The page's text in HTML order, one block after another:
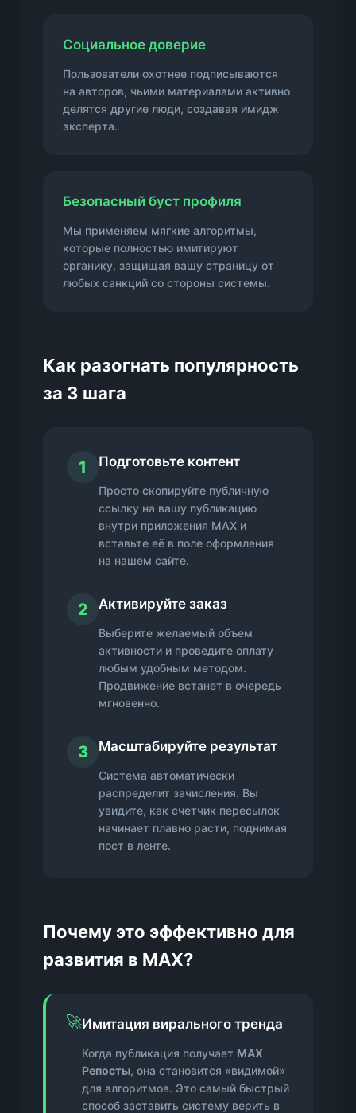
Социальное доверие
Пользователи охотнее подписываются
на авторов, чьими материалами активно
делятся другие люди, создавая имидж
эксперта.
Безопасный буст профиля
Мы применяем мягкие алгоритмы,
которые полностью имитируют
органику, защищая вашу страницу от
любых санкций со стороны системы.
Как разогнать популярность
за 3 шага
1 Подготовьте контент
Просто скопируйте публичную
ссылку на вашу публикацию
внутри приложения MAX и
вставьте её в поле оформления
на нашем сайте.
2 Активируйте заказ
Выберите желаемый объем
активности и проведите оплату
любым удобным методом.
Продвижение встанет в очередь
мгновенно.
3 Масштабируйте результат
Система автоматически
распределит зачисления. Вы
увидите, как счетчик пересылок
начинает плавно расти, поднимая
пост в ленте.
Почему это эффективно для
развития в MAX?
🚀Имитация вирального тренда
Когда публикация получает MAX
Репосты, она становится «видимой»
для алгоритмов. Это самый быстрый
способ заставить систему верить в